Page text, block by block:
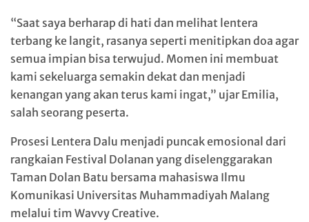
“Saat saya berharap di hati dan melihat lentera
terbang ke langit, rasanya seperti menitipkan doa agar
semua impian bisa terwujud. Momen ini membuat
kami sekeluarga semakin dekat dan menjadi
kenangan yang akan terus kami ingat,” ujar Emilia,
salah seorang peserta.
Prosesi Lentera Dalu menjadi puncak emosional dari
rangkaian Festival Dolanan yang diselenggarakan
Taman Dolan Batu bersama mahasiswa Ilmu
Komunikasi Universitas Muhammadiyah Malang
melalui tim Wavvy Creative.